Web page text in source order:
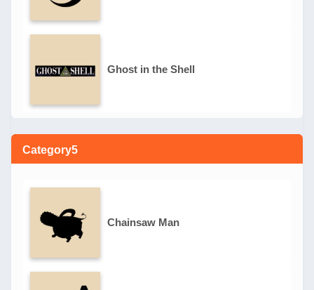
Ghost in the Shell
Category5
Chainsaw Man